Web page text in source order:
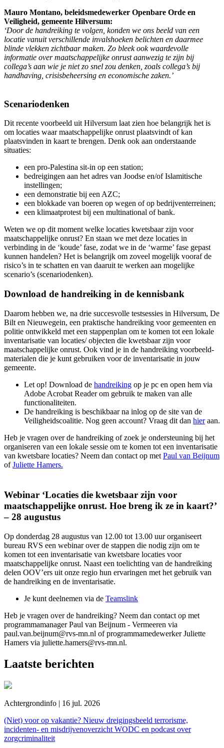
Mauro Montano, beleidsmedewerker Openbare Orde en
Veiligheid, gemeente Hilversum:
‘Door de handreiking te volgen, konden we ons beeld van een
locatie vanuit verschillende invalshoeken belichten en daarmee
blinde vlekken zichtbaar maken. Zo bleek ook waardevolle
informatie over maatschappelijke onrust aanwezig te zijn bij
collega’s aan wie je niet zo snel zou denken, zoals collega’s bij
handhaving, crisisbeheersing en economische zaken.’
Scenariodenken
Dit recente voorbeeld uit Hilversum laat zien hoe belangrijk het is
om locaties waar maatschappelijke onrust plaatsvindt of kan
plaatsvinden in kaart te brengen. Denk ook aan onderstaande
situaties:
een pro-Palestina sit-in op een station;
bedreigingen aan het adres van Joodse en/of Islamitische
instellingen;
een demonstratie bij een AZC;
een blokkade van boeren op wegen of op bedrijventerreinen;
een klimaatprotest bij een multinational of bank.
Weten we op dit moment welke locaties kwetsbaar zijn voor
maatschappelijke onrust? En staan we met deze locaties in
verbinding in de ‘koude’ fase, zodat we in de ‘warme’ fase gepast
kunnen handelen? Het is belangrijk om zoveel mogelijk vooraf de
risico’s in te schatten en van daaruit te werken aan mogelijke
scenario’s (scenariodenken).
Download de handreiking in de kennisbank
Daarom hebben we, na drie succesvolle testsessies in Hilversum, De
Bilt en Nieuwegein, een praktische handreiking voor gemeenten en
politie ontwikkeld met een stappenplan om te komen tot een lokale
inventarisatie van locaties/ objecten die kwetsbaar zijn voor
maatschappelijke onrust. Ook vind je in de handreiking voorbeeld-
materialen die je kunt gebruiken voor de inventarisatie in jouw
gemeente.
Let op! Download de handreiking op je pc en open hem via
Adobe Acrobat Reader om gebruik te maken van alle
functionaliteiten.
De handreiking is beschikbaar na inlog op de site van de
Veiligheidscoalitie. Nog geen account? Vraag dit dan hieraan.
Heb je vragen over de handreiking of zoek je ondersteuning bij het
organiseren van een lokale sessie om te komen tot een inventarisatie
van kwetsbare locaties? Neem dan contact op met Paul van Beijnum
ofJuliette Hamers.
Webinar ‘Locaties die kwetsbaar zijn voor
maatschappelijke onrust. Hoe breng ik ze in kaart?’
– 28 augustus
Op donderdag 28 augustus van 12.00 tot 13.00 uur organiseert
bureau RVS een webinar over de stappen die nodig zijn om te
komen tot een inventarisatie van kwetsbare locaties voor
maatschappelijke onrust. Naast een toelichting van de handreiking
delen OOV’ers uit onze regio hun ervaringen met het gebruik van
de handreiking en de inventarisatie.
Je kunt deelnemen via de Teamslink
Heb je vragen over de handreiking? Neem dan contact op met
programmamanager Paul van Beijnum - Vermeeren via
paul.van.beijnum@rvs-mn.nl of programmamedewerker Juliette
Hamers via juliette.hamers@rvs-mn.nl.
Laatste berichten
Achtergrondinfo | 16 jul. 2026
(Niet) voor op vakantie? Nieuw dreigingsbeeld terrorisme,
incidenten- en misdrijvenoverzicht WODC en podcast over
zorgcriminaliteit